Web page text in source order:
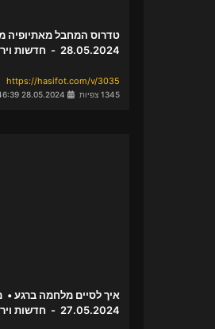
28.05.2024 - חדשות וירוס TV
https://hasifot.com/v/3035
1345 צפיות
27.05.2024 - חדשות וירוס TV